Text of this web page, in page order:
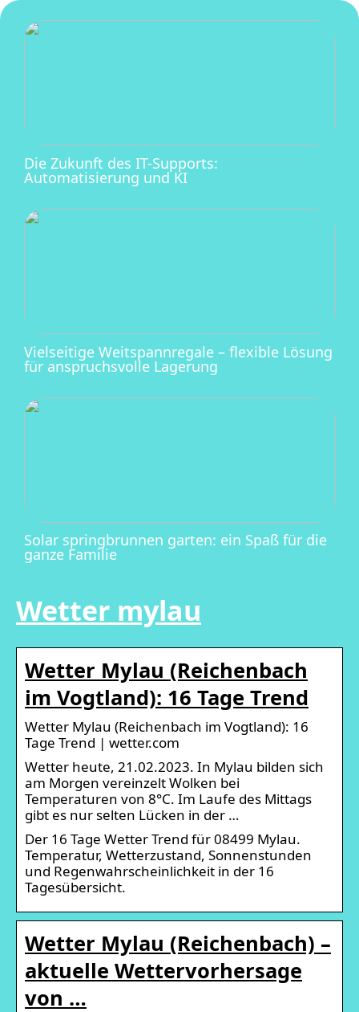
Die Zukunft des IT-Supports:
Automatisierung und KI
Vielseitige Weitspannregale – flexible Lösung
für anspruchsvolle Lagerung
Solar springbrunnen garten: ein Spaß für die
ganze Familie
Wetter mylau
Wetter Mylau (Reichenbach
im Vogtland): 16 Tage Trend
Wetter Mylau (Reichenbach im Vogtland): 16
Tage Trend | wetter.com
Wetter heute, 21.02.2023. In Mylau bilden sich
am Morgen vereinzelt Wolken bei
Temperaturen von 8°C. Im Laufe des Mittags
gibt es nur selten Lücken in der …
Der 16 Tage Wetter Trend für 08499 Mylau.
Temperatur, Wetterzustand, Sonnenstunden
und Regenwahrscheinlichkeit in der 16
Tagesübersicht.
Wetter Mylau (Reichenbach) –
aktuelle Wettervorhersage
von …